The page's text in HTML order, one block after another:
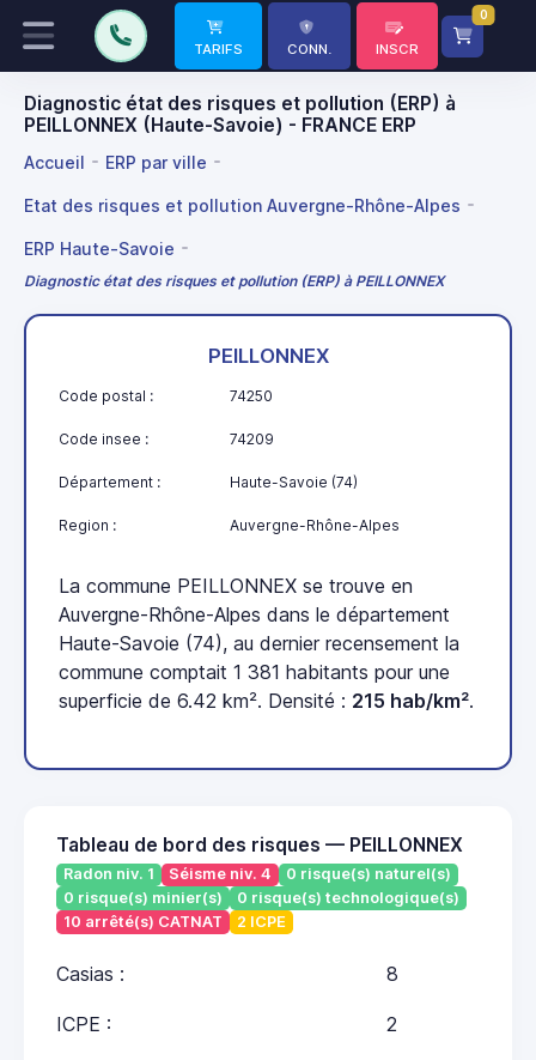
TARIFS CONN. INSCR
0
Diagnostic état des risques et pollution (ERP) à
PEILLONNEX (Haute-Savoie) - FRANCE ERP
Accueil ERP par ville
Etat des risques et pollution Auvergne-Rhône-Alpes
ERP Haute-Savoie
Diagnostic état des risques et pollution (ERP) à PEILLONNEX
PEILLONNEX
Code postal : 74250
Code insee : 74209
Département : Haute-Savoie (74)
Region : Auvergne-Rhône-Alpes
La commune PEILLONNEX se trouve en
Auvergne-Rhône-Alpes dans le département
Haute-Savoie (74), au dernier recensement la
commune comptait 1 381 habitants pour une
superficie de 6.42 km². Densité : 215 hab/km².
Tableau de bord des risques — PEILLONNEX
Radon niv. 1 Séisme niv. 4
0 risque(s) naturel(s)
0 risque(s) minier(s)
0 risque(s) technologique(s)
10 arrêté(s) CATNAT
2 ICPE
Casias : 8
ICPE : 2